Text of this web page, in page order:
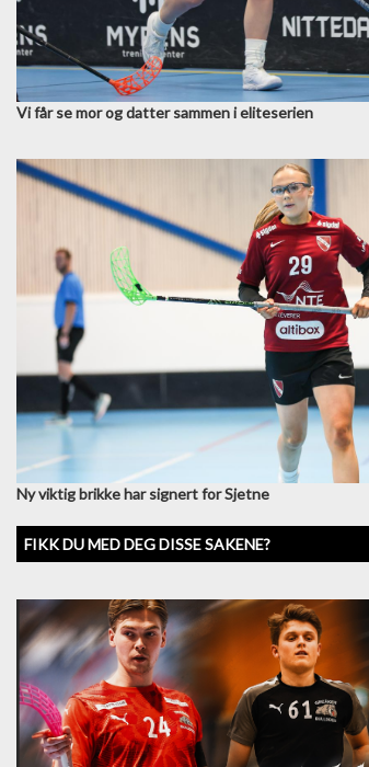
Vi får se mor og datter sammen i eliteserien
Ny viktig brikke har signert for Sjetne
FIKK DU MED DEG DISSE SAKENE?